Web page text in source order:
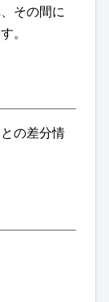
その間に
。
の差分情